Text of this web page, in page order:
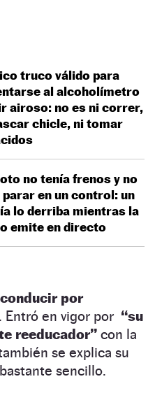
truco válido para
al alcoholímetro
airoso: no es ni correr,
chicle, ni tomar
no tenía frenos y no
parar en un control: un
lo derriba mientras la
emite en directo
por
Entró en vigor por “su
reeducador” con la
se explica su
sencillo.